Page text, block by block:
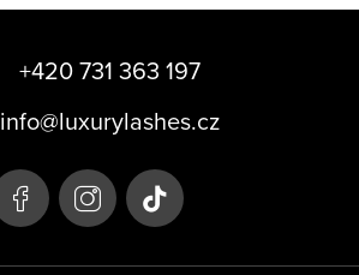
+420 731 363 197
info@luxurylashes.cz